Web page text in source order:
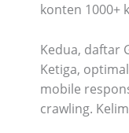
konten 1000+
Kedua, daftar
Ketiga,
mobile
crawling.